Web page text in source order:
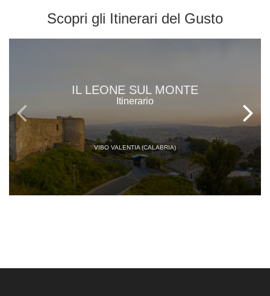
Scopri gli Itinerari del Gusto
IL LEONE SUL MONTE
Itinerario
VIBO VALENTIA (CALABRIA)